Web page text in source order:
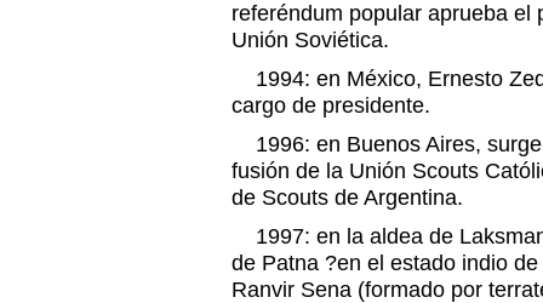
referéndum popular aprueba el
Unión Soviética.
1994: en México, Ernesto
cargo de presidente.
1996: en Buenos Aires,
fusión de la Unión Scouts
de Scouts de Argentina.
1997: en la aldea de
de Patna ?en el estado indio
Ranvir Sena (formado por